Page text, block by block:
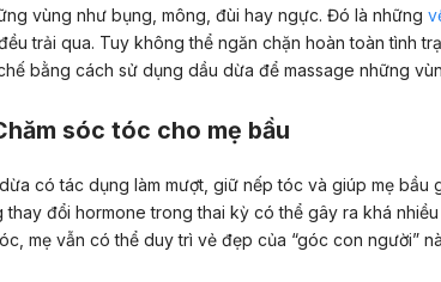
vùng như bụng, mông, đùi hay ngực. Đó là những
trải qua. Tuy không thể ngăn chặn hoàn toàn tình
bằng cách sử dụng dầu dừa để massage những
sóc tóc cho mẹ bầu
có tác dụng làm mượt, giữ nếp tóc và giúp mẹ bầu
thay đổi hormone trong thai kỳ có thể gây ra khá
mẹ vẫn có thể duy trì vẻ đẹp của “góc con người”